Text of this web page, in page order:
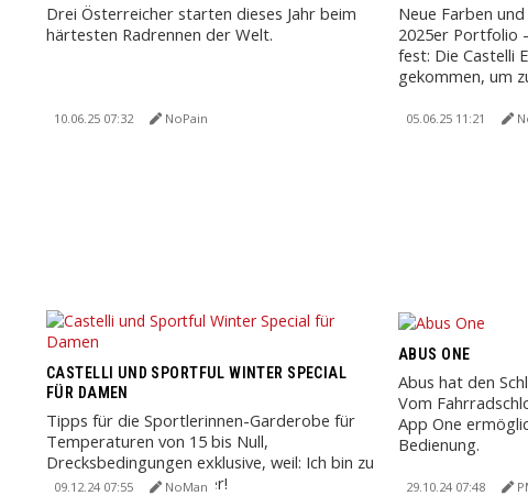
Drei Österreicher starten dieses Jahr beim
härtesten Radrennen der Welt.
10.06.25 07:32 NoPain
Neue Farben
2025er Portfolio
fest: Die Castelli
gekommen, um
05.06.25 11:21
CASTELLI UND SPORTFUL WINTER SPECIAL
FÜR DAMEN
Tipps für die Sportlerinnen-Garderobe für
Temperaturen von 15 bis Null,
Drecksbedingungen exklusive, weil: Ich bin zu
alt für Schmuddelwetter!
09.12.24 07:55 NoMan
ABUS ONE
Abus hat den
Vom
App One
Bedienung.
29.10.24 07:48